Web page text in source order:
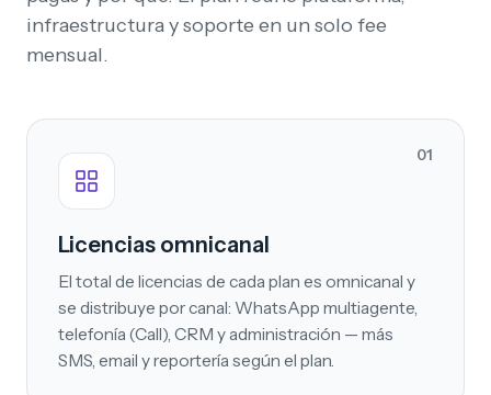
infraestructura y soporte en un solo fee
mensual.
01
Licencias omnicanal
El total de licencias de cada plan es omnicanal y
se distribuye por canal: WhatsApp multiagente,
telefonía (Call), CRM y administración — más
SMS, email y reportería según el plan.